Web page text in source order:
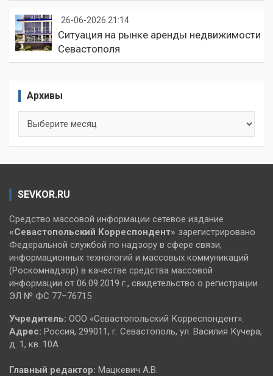
26-06-2026 21:14
Ситуация на рынке аренды недвижимости
Севастополя
Архивы
SEVKOR.RU
Средство массовой информации сетевое издание
«Севастопольский Корреспондент» зарегистрировано
Федеральной службой по надзору в сфере связи,
информационных технологий и массовых коммуникаций
(Роскомнадзор) в качестве средства массовой
информации от 06.09.2019 г., свидетельство о регистрации
ЭЛ № ФС 77–76715
Учредитель: ООО «Севастопольский Корреспондент».
Адрес: Россия, 299011, г. Севастополь, ул. Василия Кучера,
д. 1, кв. 10А
Главный редактор: Мацкевич А.В.